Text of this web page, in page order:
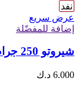
نفد
عرض سريع
إضافة للمفضّلة
شيروتو 250 جرام
6.000 د.ك